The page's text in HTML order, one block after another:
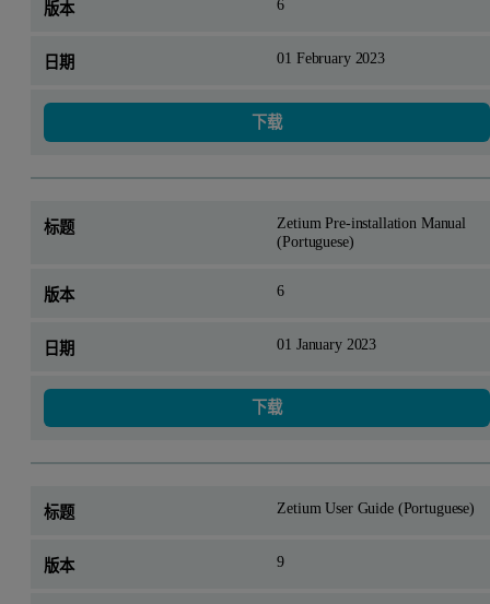
6
01 February 2023
下载
Zetium Pre-installation Manual
(Portuguese)
6
01 January 2023
下载
Zetium User Guide (Portuguese)
9